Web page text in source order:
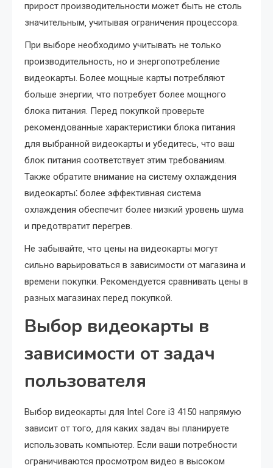
прирост производительности может быть не столь
значительным‚ учитывая ограничения процессора.
При выборе необходимо учитывать не только
производительность‚ но и энергопотребление
видеокарты. Более мощные карты потребляют
больше энергии‚ что потребует более мощного
блока питания. Перед покупкой проверьте
рекомендованные характеристики блока питания
для выбранной видеокарты и убедитесь‚ что ваш
блок питания соответствует этим требованиям.
Также обратите внимание на систему охлаждения
видеокарты⁚ более эффективная система
охлаждения обеспечит более низкий уровень шума
и предотвратит перегрев.
Не забывайте‚ что цены на видеокарты могут
сильно варьироваться в зависимости от магазина и
времени покупки. Рекомендуется сравнивать цены в
разных магазинах перед покупкой.
Выбор видеокарты в
зависимости от задач
пользователя
Выбор видеокарты для Intel Core i3 4150 напрямую
зависит от того‚ для каких задач вы планируете
использовать компьютер. Если ваши потребности
ограничиваются просмотром видео в высоком